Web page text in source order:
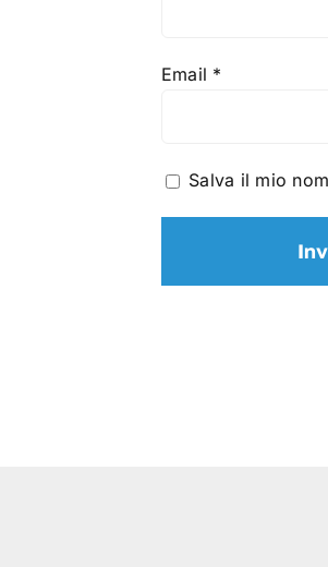
Email *
Salva il mio